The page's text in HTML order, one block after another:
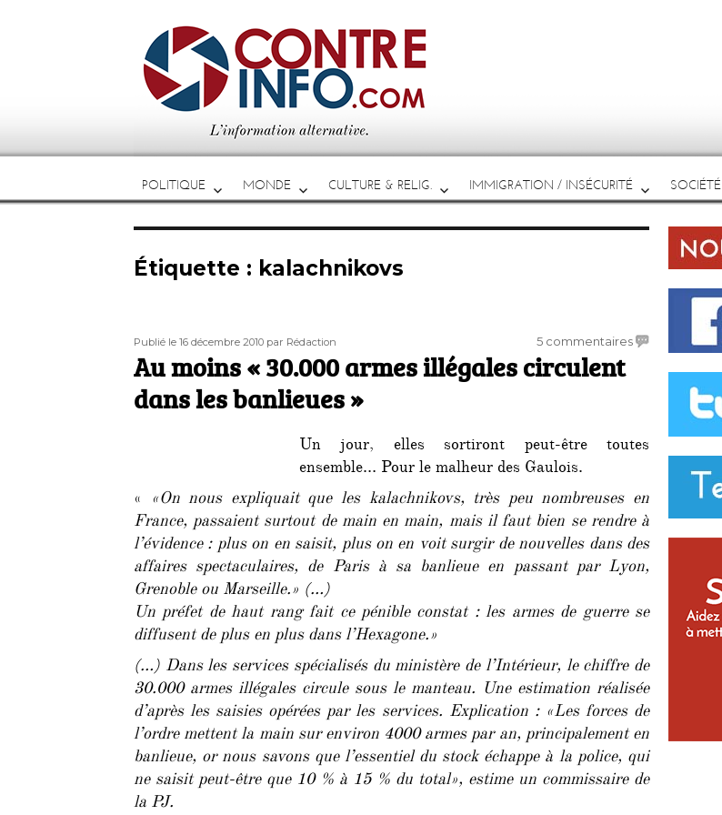
POLITIQUE MONDE CULTURE & RELIG. IMMIGRATION / INSÉCURITÉ SOCIÉTÉ
Étiquette : kalachnikovs
Publié
le
Publié le 16 décembre 2010 Auteur
par Rédaction 5 commentairessur
armes
illégales
dans
les
banlieues
»
Au moins « 30.000 armes illégales circulent
dans les banlieues »
Un jour, elles sortiront peut-être toutes
ensemble… Pour le malheur des Gaulois.
« «On nous expliquait que les kalachnikovs, très peu nombreuses en
France, passaient surtout de main en main, mais il faut bien se rendre à
l’évidence : plus on en saisit, plus on en voit surgir de nouvelles dans des
affaires spectaculaires, de Paris à sa banlieue en passant par Lyon,
Grenoble ou Marseille.» (…)
Un préfet de haut rang fait ce pénible constat : les armes de guerre se
diffusent de plus en plus dans l’Hexagone.»
(…) Dans les services spécialisés du ministère de l’Intérieur, le chiffre de
30.000 armes illégales circule sous le manteau. Une estimation réalisée
d’après les saisies opérées par les services. Explication : «Les forces de
l’ordre mettent la main sur environ 4000 armes par an, principalement en
banlieue, or nous savons que l’essentiel du stock échappe à la police, qui
ne saisit peut-être que 10 % à 15 % du total», estime un commissaire de
la PJ.